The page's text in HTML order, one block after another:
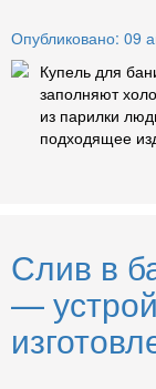
Опубликовано: 09
Купель для
заполняют
из парилки
подходящее
Слив в
—